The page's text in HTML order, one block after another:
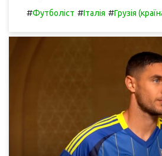
#Футболіст #Італія #Грузія